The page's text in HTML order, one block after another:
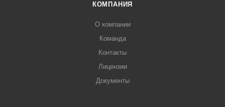
КОМПАНИЯ
О компании
Команда
Контакты
Лицензии
Документы